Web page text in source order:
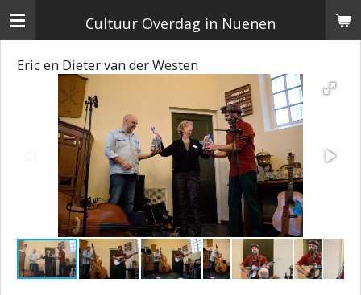
Ga
direct
naar
hoofdinhoud
Cultuur Overdag in Nuenen
Eric en Dieter van der Westen